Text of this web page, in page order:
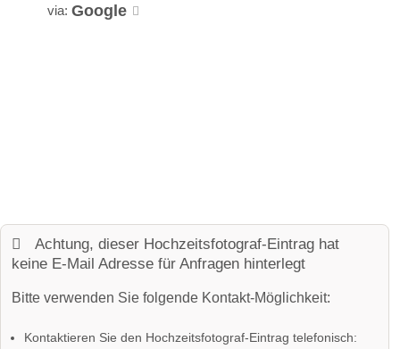
via: Google
Achtung, dieser Hochzeitsfotograf-Eintrag hat
keine E-Mail Adresse für Anfragen hinterlegt
Bitte verwenden Sie folgende Kontakt-Möglichkeit:
Kontaktieren Sie den Hochzeitsfotograf-Eintrag telefonisch: